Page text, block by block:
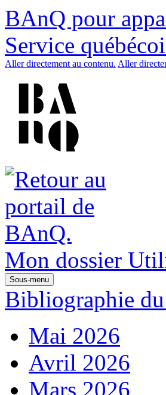
BAnQ pour
Service
Aller directement au contenu. Aller
Mon dossier
Sous-menu
Bibliographie du
Mai 2026
Avril 2026
Mars 2026